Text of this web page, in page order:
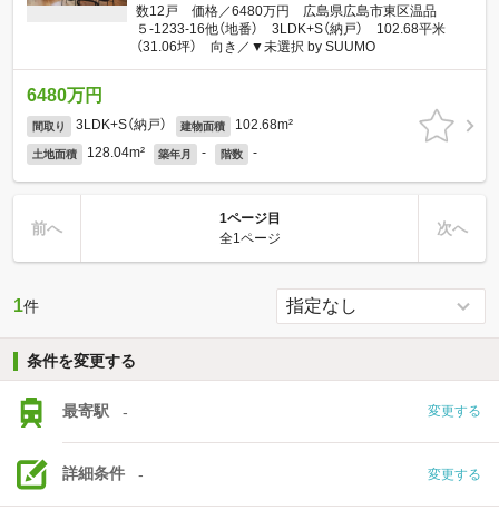
数12戸 価格／6480万円 広島県広島市東区温品
５-1233-16他（地番） 3LDK+S（納戸） 102.68平米
（31.06坪） 向き／▼未選択 by SUUMO
6480万円
間取り 3LDK+S（納戸） 建物面積 102.68m²
土地面積 128.04m² 築年月 - 階数 -
前へ
1ページ目
全1ページ
次へ
1件
条件を変更する
最寄駅 - 変更する
詳細条件 - 変更する